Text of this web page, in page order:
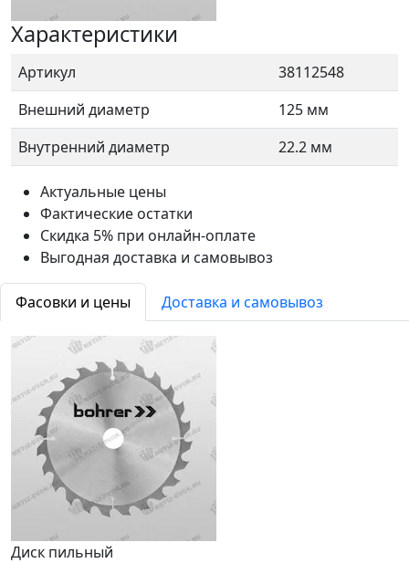
Характеристики
Артикул
38112548
Внешний диаметр
125 мм
Внутренний диаметр
22.2 мм
Актуальные цены
Фактические остатки
Скидка 5% при онлайн-оплате
Выгодная доставка и самовывоз
Фасовки и цены Доставка и самовывоз
Диск пильный